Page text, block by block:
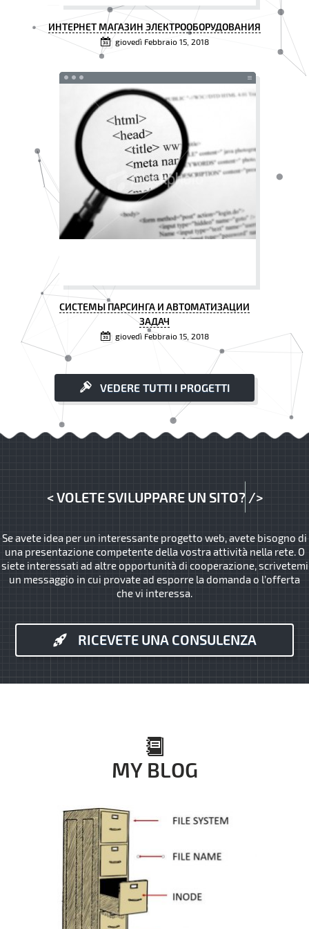
ИНТЕРНЕТ МАГАЗИН ЭЛЕКТРООБОРУДОВАНИЯ
giovedì Febbraio 15, 2018
СИСТЕМЫ ПАРСИНГА И АВТОМАТИЗАЦИИ
ЗАДАЧ
giovedì Febbraio 15, 2018
VEDERE TUTTI I PROGETTI
<VOLETE SVILUPPARE UN SITO? />
Se avete idea per un interessante progetto web, avete bisogno di
una presentazione competente della vostra attività nella rete. O
siete interessati ad altre opportunità di cooperazione, scrivetemi
un messaggio in cui provate ad esporre la domanda o l’offerta
che vi interessa.
RICEVETE UNA CONSULENZA
MY BLOG